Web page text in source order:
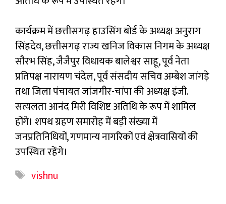
कार्यक्रम में छत्तीसगढ़ हाउसिंग बोर्ड के अध्यक्ष अनुराग
सिंहदेव, छत्तीसगढ़ राज्य खनिज विकास निगम के अध्यक्ष
सौरभ सिंह, जैजैपुर विधायक बालेश्वर साहू, पूर्व नेता
प्रतिपक्ष नारायण चंदेल, पूर्व संसदीय सचिव अम्बेश जांगड़े
तथा जिला पंचायत जांजगीर-चांपा की अध्यक्ष इंजी.
सत्यलता आनंद मिरी विशिष्ट अतिथि के रूप में शामिल
होंगे। शपथ ग्रहण समारोह में बड़ी संख्या में
जनप्रतिनिधियों, गणमान्य नागरिकों एवं क्षेत्रवासियों की
उपस्थित रहेंगे।
Tags
vishnu